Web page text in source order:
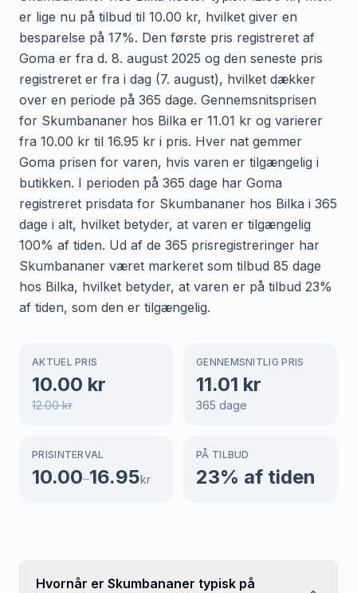
er lige nu på tilbud til 10.00 kr, hvilket giver en
besparelse på 17%. Den første pris registreret af
Goma er fra d. 8. august 2025 og den seneste pris
registreret er fra i dag (7. august), hvilket dækker
over en periode på 365 dage. Gennemsnitsprisen
for Skumbananer hos Bilka er 11.01 kr og varierer
fra 10.00 kr til 16.95 kr i pris. Hver nat gemmer
Goma prisen for varen, hvis varen er tilgængelig i
butikken. I perioden på 365 dage har Goma
registreret prisdata for Skumbananer hos Bilka i 365
dage i alt, hvilket betyder, at varen er tilgængelig
100% af tiden. Ud af de 365 prisregistreringer har
Skumbananer været markeret som tilbud 85 dage
hos Bilka, hvilket betyder, at varen er på tilbud 23%
af tiden, som den er tilgængelig.
AKTUEL PRIS
10.00 kr
12.00kr
GENNEMSNITLIG PRIS
11.01 kr
365 dage
PRISINTERVAL
10.00–16.95kr
PÅ TILBUD
23% af tiden
Hvornår er Skumbananer typisk på